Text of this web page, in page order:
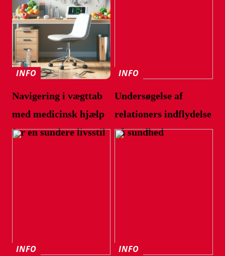
INFO
Navigering i vægttab
med medicinsk hjælp
for en sundere livsstil
INFO
Undersøgelse af
relationers indflydelse
på sundhed
INFO INFO